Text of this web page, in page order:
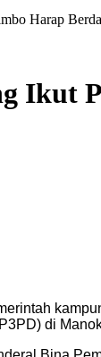
Harap
Ikut
di